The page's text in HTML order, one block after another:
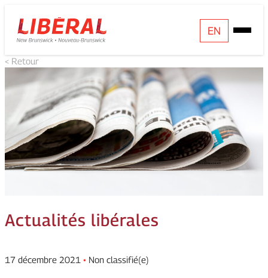
Skip
to
content
Homepage
Link
EN
Open
Mobile
Menu
< Retour
Actualités libérales
17 décembre 2021 • Non classifié(e)